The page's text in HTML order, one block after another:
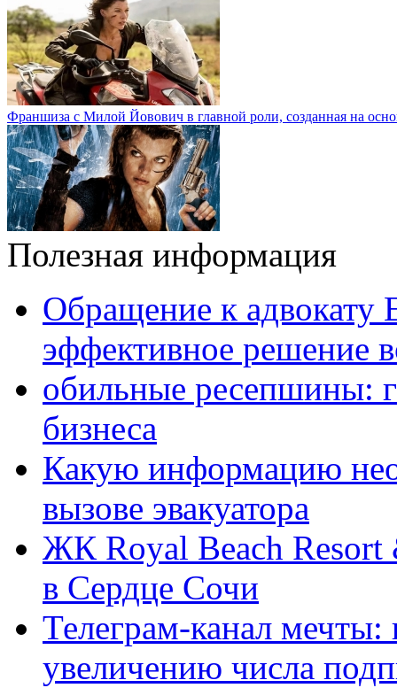
Франшиза с Милой Йовович в главной роли, созданная на
Полезная информация
Обращение к адвокату
эффективное решение
обильные ресепшины:
бизнеса
Какую информацию
вызове эвакуатора
ЖК Royal Beach
в Сердце Сочи
Телеграм-канал мечты:
увеличению числа